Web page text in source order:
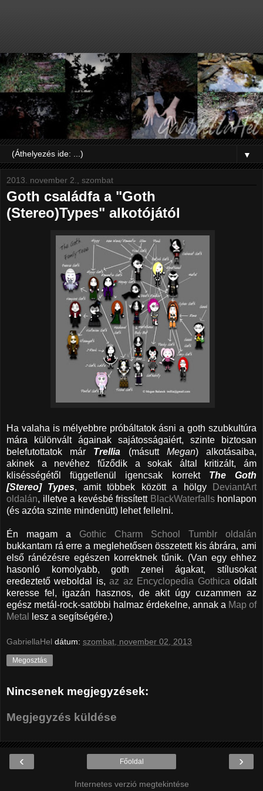
▼
2013. november 2., szombat
Goth családfa a "Goth
(Stereo)Types" alkotójától
Ha valaha is mélyebbre próbáltatok ásni a goth szubkultúra
mára különvált ágainak sajátosságaiért, szinte biztosan
belefutottatok már Trellia (másutt Megan) alkotásaiba,
akinek a nevéhez fűződik a sokak által kritizált, ám
klisésségétől függetlenül igencsak korrekt The Goth
[Stereo] Types, amit többek között a hölgy
DeviantArt
oldalán, illetve a kevésbé frissített BlackWaterfallshonlapon
(és azóta szinte mindenütt) lehet fellelni.
Én magam a Gothic Charm School Tumblr oldalán
bukkantam rá erre a meglehetősen összetett kis ábrára, ami
első ránézésre egészen korrektnek tűnik. (Van egy ehhez
hasonló komolyabb, goth zenei ágakat, stílusokat
eredeztető weboldal is,az az Encyclopedia Gothica oldalt
keresse fel, igazán hasznos, de akit úgy cuzammen az
egész metál-rock-satöbbi halmaz érdekelne, annak a Map of
Metal
lesz a segítségére.)
GabriellaHel dátum: szombat, november 02, 2013
Megosztás
Nincsenek megjegyzések:
Megjegyzés küldése
‹ ›
Főoldal
Internetes verzió megtekintése